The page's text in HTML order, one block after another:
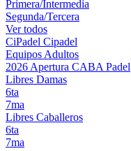
Primera/Intermedia
Segunda/Tercera
Ver todos
CiPadel Cipadel
Equipos Adultos
2026 Apertura CABA Padel
Libres Damas
6ta
7ma
Libres Caballeros
6ta
7ma